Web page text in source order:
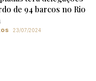
de 94 barcos no Rio
23/07/2024